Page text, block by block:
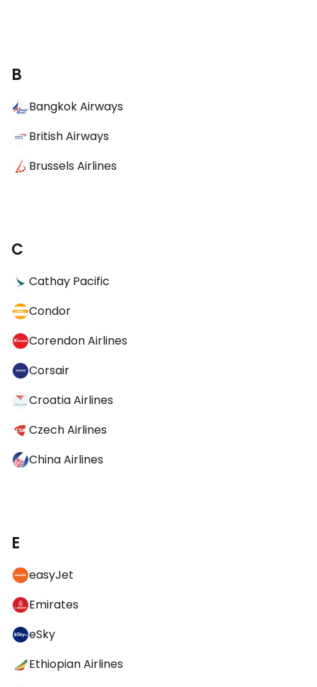
B
Bangkok Airways
British Airways
Brussels Airlines
C
Cathay Pacific
Condor
Corendon Airlines
Corsair
Croatia Airlines
Czech Airlines
China Airlines
E
easyJet
Emirates
eSky
Ethiopian Airlines